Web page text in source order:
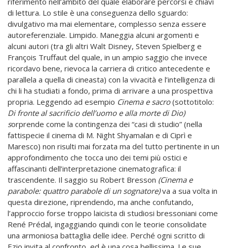
di lettura. Lo stile è una conseguenza dello sguardo:
divulgativo ma mai elementare, complesso senza essere
autoreferenziale. Limpido. Maneggia alcuni argomenti e
alcuni autori (tra gli altri Walt Disney, Steven Spielberg e
François Truffaut del quale, in un ampio saggio che invece
ricordavo bene, rievoca la carriera di critico antecedente e
parallela a quella di cineasta) con la vivacità e l’intelligenza di
chi li ha studiati a fondo, prima di arrivare a una prospettiva
propria. Leggendo ad esempio Cinema e sacro(sottotitolo:
Di fronte al sacrificio dell’uomo e alla morte di Dio)
sorprende come la contingenza dei “casi di studio” (nella
fattispecie il cinema di M. Night Shyamalan e di Ciprì e
Maresco) non risulti mai forzata ma del tutto pertinente in un
approfondimento che tocca uno dei temi più ostici e
affascinanti dell’interpretazione cinematografica: il
trascendente. Il saggio su Robert Bresson (Cinema e
parabole: quattro parabole di un sognatore)va a sua volta in
questa direzione, riprendendo, ma anche confutando,
l’approccio forse troppo laicista di studiosi bressoniani come
René Prédal, ingaggiando quindi con le teorie consolidate
una armoniosa battaglia delle idee. Perché ogni scritto di